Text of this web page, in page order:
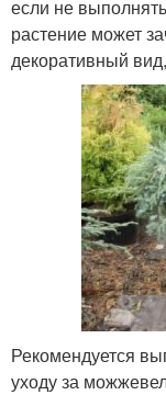
если не
растение может
декоративный
Рекомендуется
уходу за